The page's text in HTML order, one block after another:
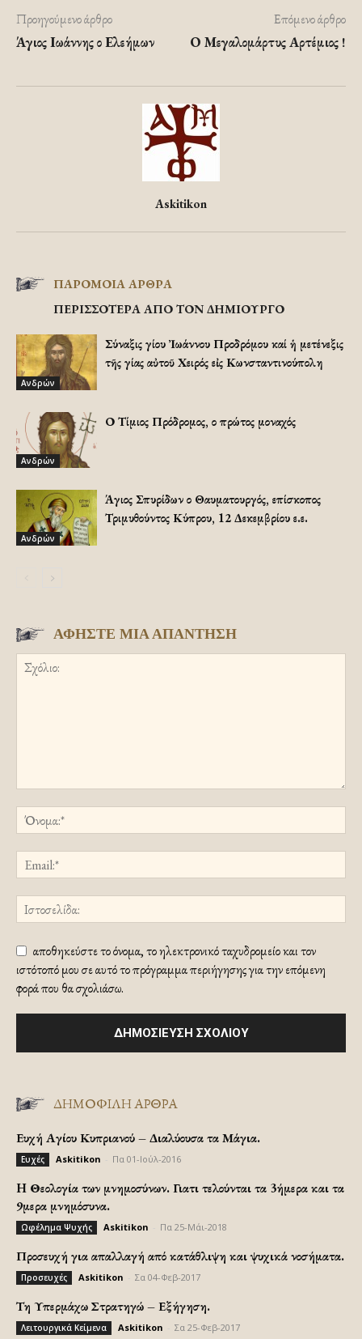
Προηγούμενο άρθρο
Άγιος Ιωάννης ο Ελεήμων
Επόμενο άρθρο
Ο Μεγαλομάρτυς Αρτέμιος !
Askitikon
ΠΑΡΟΜΟΙΑ ΑΡΘΡΑ
ΠΕΡΙΣΣΟΤΕΡΑ ΑΠΟ ΤΟΝ ΔΗΜΙΟΥΡΓΟ
Ανδρών
Σύναξις Ἁγίου Ἰωάννου Προδρόμου καί ἡ μετένεξις
τῆς Ἁγίας αὐτοῦ Χειρός εἰς Κωνσταντινούπολη
Ανδρών
Ο Τίμιος Πρόδρομος, ο πρώτος μοναχός
Ανδρών
Άγιος Σπυρίδων ο Θαυματουργός, επίσκοπος
Τριμυθούντος Κύπρου, 12 Δεκεμβρίου ε.ε.
ΑΦΗΣΤΕ ΜΙΑ ΑΠΑΝΤΗΣΗ
αποθηκεύστε το όνομα, το ηλεκτρονικό ταχυδρομείο και τον
ιστότοπό μου σε αυτό το πρόγραμμα περιήγησης για την επόμενη
φορά που θα σχολιάσω.
ΔΗΜΟΦΙΛΗ ΑΡΘΡΑ
Ευχή Αγίου Κυπριανού – Διαλύουσα τα Μάγια.
Ευχές Askitikon Πα 01-Ιούλ-2016
H Θεολογία των μνημοσύνων. Γιατι τελούνται τα 3ήμερα και τα
9μερα μνημόσυνα.
Ωφέλημα Ψυχής Askitikon Πα 25-Μάι-2018
Προσευχή για απαλλαγή από κατάθλιψη και ψυχικά νοσήματα.
Προσευχές Askitikon Σα 04-Φεβ-2017
Τη Υπερμάχω Στρατηγώ – Εξήγηση.
Λειτουργικά Κείμενα Askitikon Σα 25-Φεβ-2017